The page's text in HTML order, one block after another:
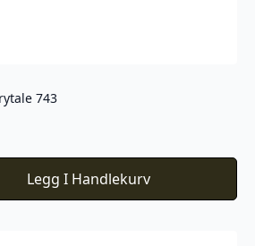
743
Legg I Handlekurv